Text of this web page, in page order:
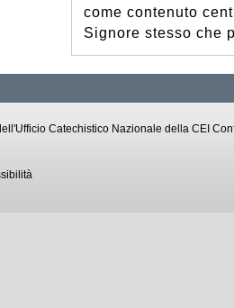
come contenuto
Signore stesso che
Catechistico Nazionale della CEI